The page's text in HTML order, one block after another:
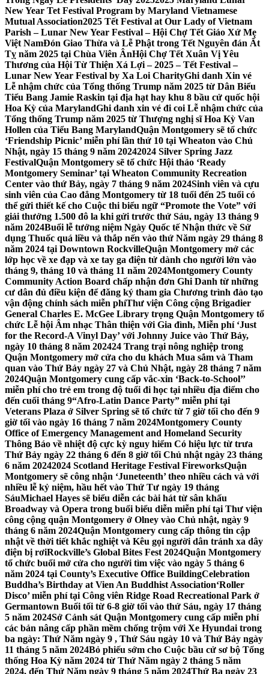
New Year Tet Festival Program by Maryland Vietnamese
Mutual Association2025 Tết Festival at Our Lady of Vietnam
Parish – Lunar New Year Festival – Hội Chợ Tết Giáo Xứ Mẹ
Việt NamĐón Giao Thừa và Lễ Phật trong Tết Nguyên đán Ất
Tỵ năm 2025 tại Chùa Viên ÂnHội Chợ Tết Xuân Vị Yêu
Thương của Hội Từ Thiện Xá Lợi – 2025 – Tết Festival –
Lunar New Year Festival by Xa Loi CharityGhi danh Xin vé
Lễ nhậm chức của Tổng thống Trump năm 2025 từ Dân Biểu
Tiểu Bang Jamie Raskin tại địa hạt hay khu 8 bầu cử quốc hội
Hoa Kỳ của MarylandGhi danh xin vé đi coi Lễ nhậm chức của
Tổng thống Trump năm 2025 từ Thượng nghị sĩ Hoa Kỳ Van
Hollen của Tiểu Bang MarylandQuận Montgomery sẽ tổ chức
‘Friendship Picnic’ miễn phí lần thứ 10 tại Wheaton vào Chủ
Nhật, ngày 15 tháng 9 năm 20242024 Silver Spring Jazz
FestivalQuận Montgomery sẽ tổ chức Hội thảo ‘Ready
Montgomery Seminar’ tại Wheaton Community Recreation
Center vào thứ Bảy, ngày 7 tháng 9 năm 2024Sinh viên và cựu
sinh viên của Cao đẳng Montgomery từ 18 tuổi đến 25 tuổi có
thể gửi thiết kế cho Cuộc thi biểu ngữ “Promote the Vote” với
giải thưởng 1.500 đô la khi gửi trước thứ Sáu, ngày 13 tháng 9
năm 2024Buổi lễ tưởng niệm Ngày Quốc tế Nhận thức về Sử
dụng Thuốc quá liều và thắp nến vào thứ Năm ngày 29 tháng 8
năm 2024 tại Downtown RockvilleQuận Montgomery mở các
lớp học về xe đạp và xe tay ga điện tử dành cho người lớn vào
tháng 9, tháng 10 và tháng 11 năm 2024Montgomery County
Community Action Board chấp nhận đơn Ghi Danh từ những
cư dân đủ điều kiện để đăng ký tham gia Chương trình đào tạo
vận động chính sách miễn phíThư viện Công cộng Brigadier
General Charles E. McGee Library trọng Quận Montgomery tổ
chức Lễ hội Âm nhạc Thân thiện với Gia đình, Miễn phí ‘Just
for the Record-A Vinyl Day’ với Johnny Juice vào Thứ Bảy,
ngày 10 tháng 8 năm 202424 Trang trại nông nghiệp trong
Quận Montgomery mở cửa cho du khách Mua sắm và Tham
quan vào Thứ Bảy ngày 27 và Chủ Nhật, ngày 28 tháng 7 năm
2024Quận Montgomery cung cấp vắc-xin ‘Back-to-School’’
miễn phí cho trẻ em trong độ tuổi đi học tại nhiều địa điểm cho
đến cuối tháng 9“Afro-Latin Dance Party” miễn phí tại
Veterans Plaza ở Silver Spring sẽ tổ chức từ 7 giờ tối cho đến 9
giờ tối vào ngày 16 tháng 7 năm 2024Montgomery County
Office of Emergency Management and Homeland Security
Thông Báo về nhiệt độ cực kỳ nguy hiểm Có hiệu lực từ trưa
Thứ Bảy ngày 22 tháng 6 đến 8 giờ tối Chủ nhật ngày 23 tháng
6 năm 20242024 Scotland Heritage Festival FireworksQuận
Montgomery sẽ công nhận ‘Juneteenth’ theo nhiều cách và với
nhiều lễ kỷ niệm, hầu hết vào Thứ Tư ngày 19 tháng
SáuMichael Hayes sẽ biểu diễn các bài hát từ sân khấu
Broadway và Opera trong buổi biểu diễn miễn phí tại Thư viện
công cộng quận Montgomery ở Olney vào Chủ nhật, ngày 9
tháng 6 năm 2024Quận Montgomery cung cấp thông tin cập
nhật về thời tiết khắc nghiệt và Kêu gọi người dân tránh xa dây
điện bị rơiRockville’s Global Bites Fest 2024Quận Montgomery
tổ chức buổi mở cửa cho người tìm việc vào ngày 5 tháng 6
năm 2024 tại County’s Executive Office BuildingCelebration
Buddha’s Birthday at Vien An Buddhist Association‘Roller
Disco’ miễn phí tại Công viên Ridge Road Recreational Park ở
Germantown Buổi tối từ 6-8 giờ tối vào thứ Sáu, ngày 17 tháng
5 năm 2024Sở Cảnh sát Quận Montgomery cung cấp miễn phí
các bản nâng cấp phần mềm chống trộm với Xe Hyundai trong
ba ngày: Thứ Năm ngày 9 , Thứ Sáu ngày 10 và Thứ Bảy ngày
11 tháng 5 năm 2024Bỏ phiếu sớm cho Cuộc bầu cử sơ bộ Tổng
thống Hoa Kỳ năm 2024 từ Thứ Năm ngày 2 tháng 5 năm
2024, đến Thứ Năm ngày 9 tháng 5 năm 2024Thứ Ba ngày 23